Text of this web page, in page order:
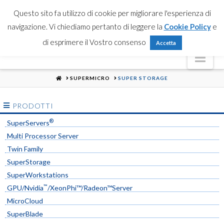
HOMESUPERMICRO SUPER STORAGE
PRODOTTI
SuperServers®
Multi Processor Server
Twin Family
SuperStorage
SuperWorkstations
GPU/Nvidia™/XeonPhi™/Radeon™Server
MicroCloud
SuperBlade
Questo sito fa utilizzo di cookie per migliorare l'esperienza di
navigazione. Vi chiediamo pertanto di leggere la Cookie Policye
di esprimere il Vostro consenso
Accetta